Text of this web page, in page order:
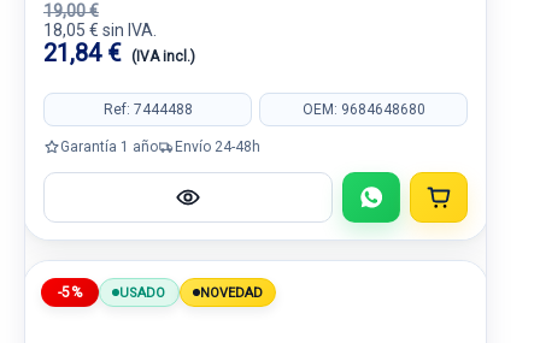
19,00 €
18,05 € sin IVA.
21,84 € (IVA incl.)
Ref: 7444488 OEM: 9684648680
Garantía 1 año Envío 24-48h
-5% USADO NOVEDAD